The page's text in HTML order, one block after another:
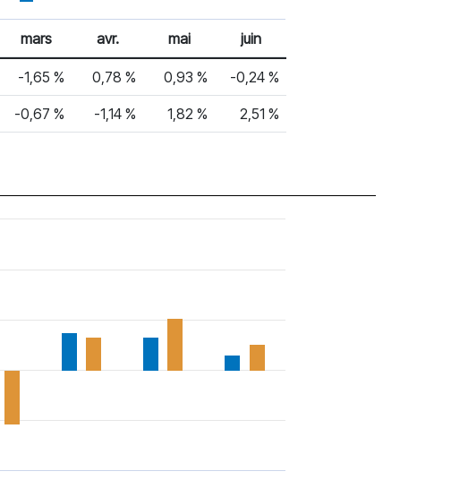
mars avr. mai juin
-1,65 % 0,78 % 0,93 % -0,24 %
-0,67 % -1,14 % 1,82 % 2,51 %